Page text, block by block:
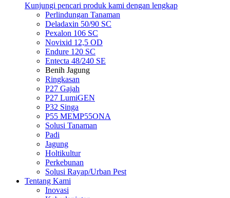
Kunjungi pencari produk kami dengan lengkap
Perlindungan Tanaman
Deladaxin 50/90 SC
Pexalon 106 SC
Novixid 12,5 OD
Endure 120 SC
Entecta 48/240 SE
Benih Jagung
Ringkasan
P27 Gajah
P27 LumiGEN
P32 Singa
P55 MEMP55ONA
Solusi Tanaman
Padi
Jagung
Holtikultur
Perkebunan
Solusi Rayap/Urban Pest
Tentang Kami
Inovasi